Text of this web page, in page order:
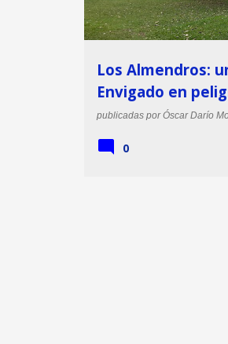
Los Almendros:
Envigado en
publicadas porÓscar Darío
0